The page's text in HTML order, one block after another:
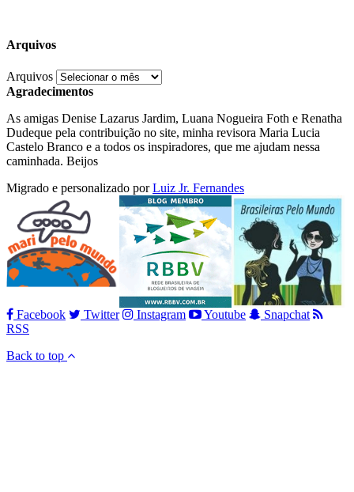
Arquivos
Arquivos
Agradecimentos
As amigas Denise Lazarus Jardim, Luana Nogueira Foth e Renatha
Dudeque pela contribuição no site, minha revisora Maria Lucia
Castelo Branco e a todos os inspiradores, que me ajudam nessa
caminhada. Beijos
Migrado e personalizado porLuiz Jr. Fernandes
Facebook Twitter Instagram Youtube
Snapchat
RSS
Back to top